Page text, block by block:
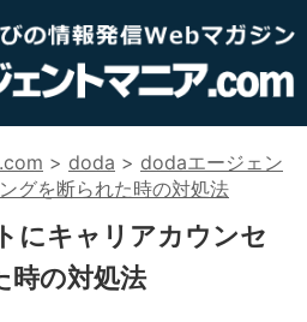
> doda > dodaエージェン
グを断られた時の対処法
にキャリアカウンセ
時の対処法